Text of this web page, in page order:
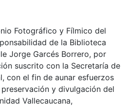
Fotográfico y Fílmico del
de la Biblioteca
Jorge Garcés Borrero, por
suscrito con la Secretaría de
con el fin de aunar esfuerzos
y divulgación del
Vallecaucana,